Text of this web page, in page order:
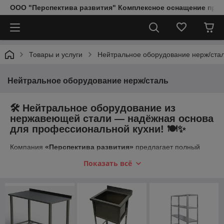
ООО "Перспектива развития" Комплексное оснащение
Товары и услуги Нейтральное оборудование нерж/
Нейтральное оборудование нерж/сталь
🛠️ Нейтральное оборудование из
нержавеющей стали — надёжная основа
для профессиональной кухни! 🍽️✨
Компания «Перспектива развития» предлагает полный
нержавеющей стали AISI 430 и AISI 304
ресторанах, столовых, пекарнях и пищевых производствах.
Нейтральное оборудование служит фундаментом для
организации рабочих процессов, обеспечивая удобство,
безопасность и соблюдение всех санитарных норм.
Показать всё